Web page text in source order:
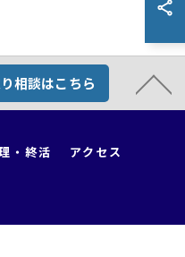
相談はこちら
・終活
アクセス